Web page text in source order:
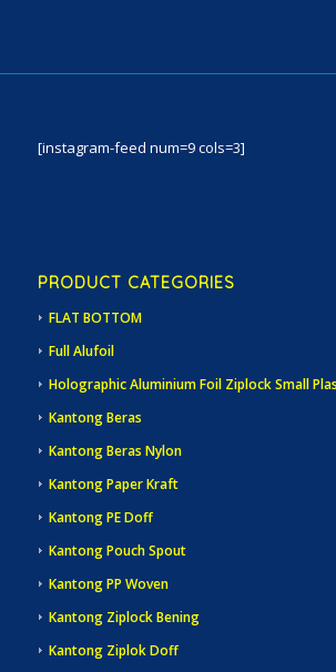
[instagram-feed num=9 cols=3]
PRODUCT CATEGORIES
FLAT BOTTOM
Full Alufoil
Holographic Aluminium Foil Ziplock Small
Kantong Beras
Kantong Beras Nylon
Kantong Paper Kraft
Kantong PE Doff
Kantong Pouch Spout
Kantong PP Woven
Kantong Ziplock Bening
Kantong Ziplok Doff